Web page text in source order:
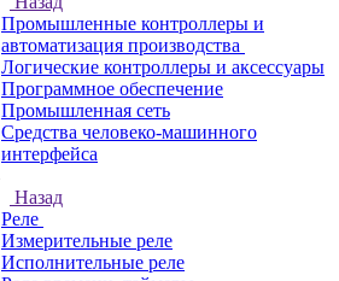
Промышленные контроллеры и
автоматизация производства
Логические контроллеры и аксессуары
Программное обеспечение
Промышленная сеть
Средства человеко-машинного
интерфейса
Назад
Реле
Измерительные реле
Исполнительные реле